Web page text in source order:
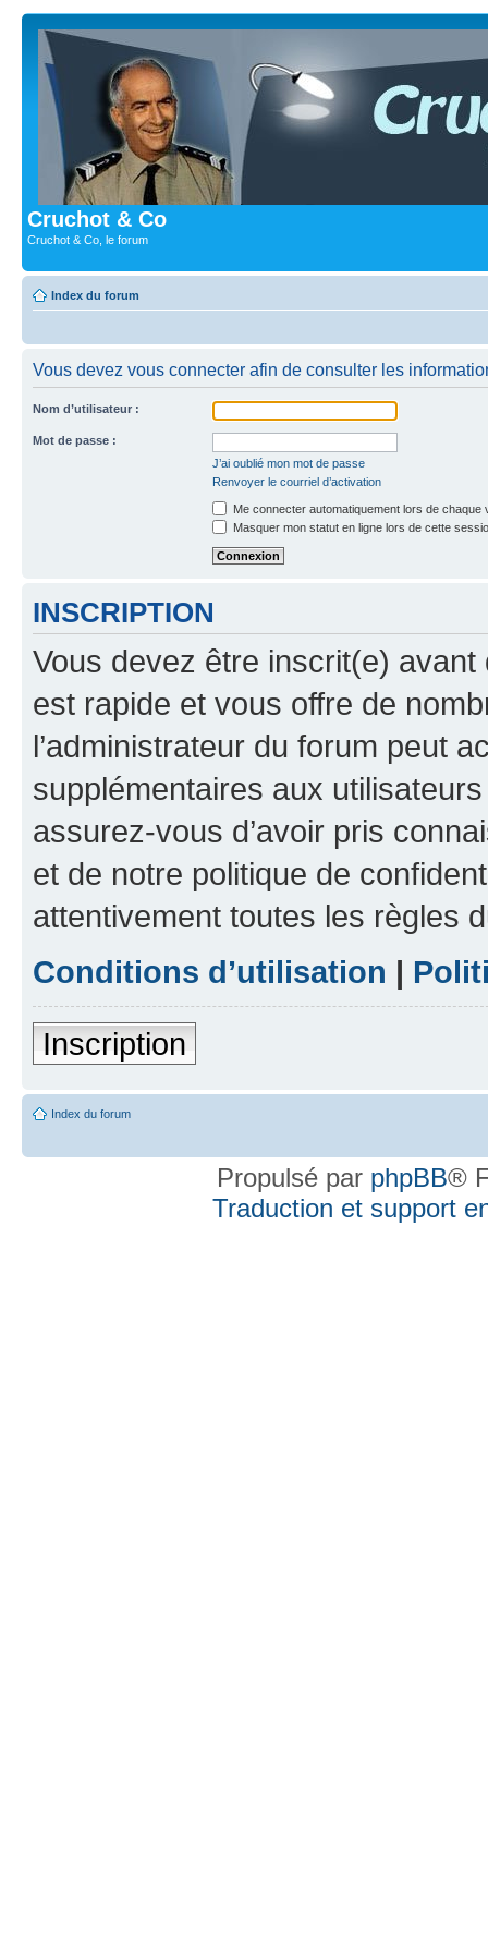
Cruchot & Co
Cruchot & Co, le forum
Index du forum
Vous devez vous connecter afin de consulter les
Nom d’utilisateur :
Mot de passe :
J’ai oublié mon mot de passe
Renvoyer le courriel d’activation
Me connecter automatiquement lors de chaque
Masquer mon statut en ligne lors de cette
INSCRIPTION
Vous devez être inscrit(e) avant
est rapide et vous offre de
l’administrateur du forum peut
supplémentaires aux
assurez-vous d’avoir pris
et de notre politique de
attentivement toutes les règles
Conditions d’utilisation |
Inscription
Index du forum
Propulsé par phpBB®
Traduction et support